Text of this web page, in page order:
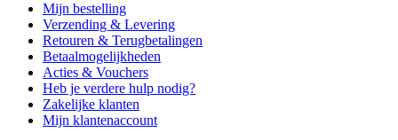
Mijn bestelling
Verzending & Levering
Retouren & Terugbetalingen
Betaalmogelijkheden
Acties & Vouchers
Heb je verdere hulp nodig?
Zakelijke klanten
Mijn klantenaccount